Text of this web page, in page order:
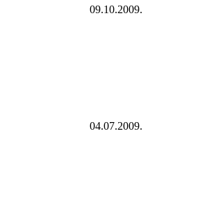
09.10.2009.
04.07.2009.